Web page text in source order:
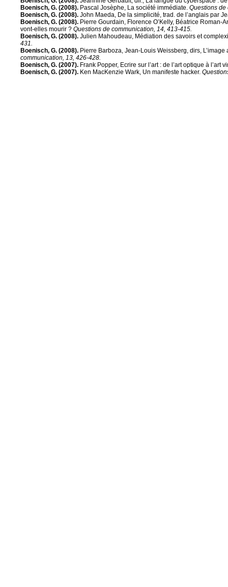
Boenisch, G. (2008). Pascal Josèphe, La société immédiate. Questions de
Boenisch, G. (2008). John Maeda, De la simplicité, trad. de l’anglais par
Boenisch, G. (2008). Pierre Gourdain, Florence O’Kelly, Béatrice
vont-elles mourir ? Questions de communication, 14, 413-415.
Boenisch, G. (2008). Julien Mahoudeau, Médiation des savoirs et
431.
Boenisch, G. (2008). Pierre Barboza, Jean-Louis Weissberg, dirs,
communication, 13, 426-428.
Boenisch, G. (2007). Frank Popper, Ecrire sur l’art : de l’art optique à l’art
Boenisch, G. (2007). Ken MacKenzie Wark, Un manifeste hacker.